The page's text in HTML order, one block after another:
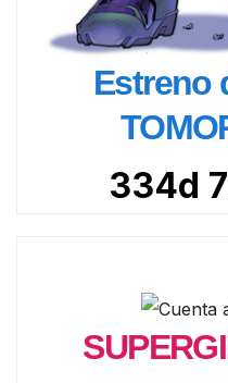
Estreno
334d